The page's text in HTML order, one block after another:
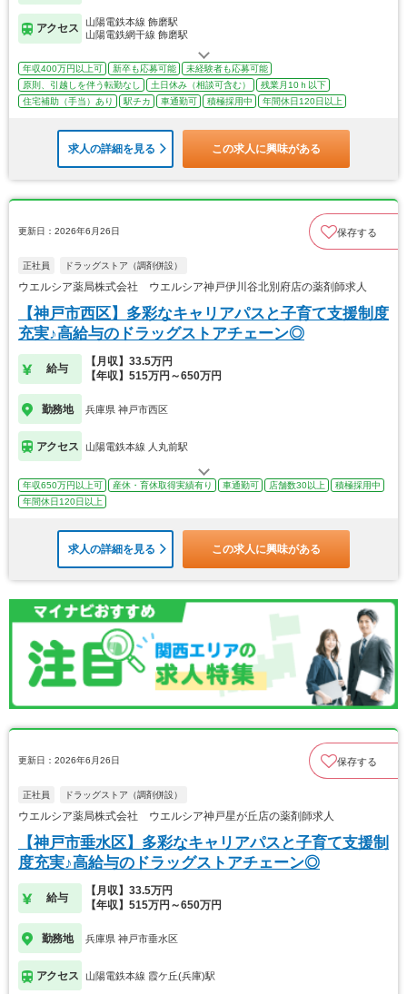
アクセス
山陽電鉄本線 飾磨駅
山陽電鉄網干線 飾磨駅
年収400万円以上可 新卒も応募可能
未経験者も応募可能
原則、引越しを伴う転勤なし
土日休み（相談可含む）
残業月10ｈ以下
住宅補助（手当）あり
駅チカ 車通勤可 積極採用中 年間休日120日以上
求人の詳細を見る この求人に興味がある
更新日：2026年6月26日 保存する
正社員 ドラッグストア（調剤併設）
ウエルシア薬局株式会社 ウエルシア神戸伊川谷北別府店の薬剤師求人
【神戸市西区】多彩なキャリアパスと子育て支援制度
充実♪高給与のドラッグストアチェーン◎
給与
【月収】33.5万円
【年収】515万円～650万円
勤務地 兵庫県 神戸市西区
アクセス 山陽電鉄本線 人丸前駅
年収650万円以上可 産休・育休取得実績有り 車通勤可 店舗数30以上
積極採用中
年間休日120日以上
求人の詳細を見る この求人に興味がある
更新日：2026年6月26日 保存する
正社員 ドラッグストア（調剤併設）
ウエルシア薬局株式会社 ウエルシア神戸星が丘店の薬剤師求人
【神戸市垂水区】多彩なキャリアパスと子育て支援制
度充実♪高給与のドラッグストアチェーン◎
給与
【月収】33.5万円
【年収】515万円～650万円
勤務地 兵庫県 神戸市垂水区
アクセス 山陽電鉄本線 霞ケ丘(兵庫)駅